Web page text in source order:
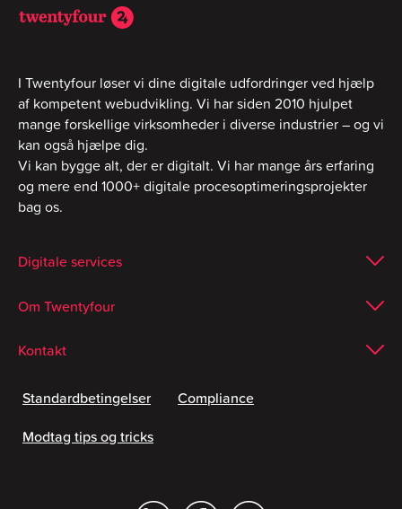
I Twentyfour løser vi dine digitale udfordringer ved hjælp
af kompetent webudvikling. Vi har siden 2010 hjulpet
mange forskellige virksomheder i diverse industrier – og vi
kan også hjælpe dig.
Vi kan bygge alt, der er digitalt. Vi har mange års erfaring
og mere end 1000+ digitale procesoptimeringsprojekter
bag os.
Digitale services
Om Twentyfour
Kontakt
Standardbetingelser
Compliance
Modtag tips og tricks